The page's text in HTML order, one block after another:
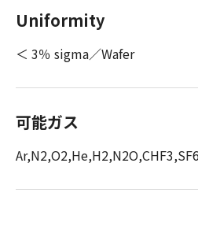
Uniformity
＜ 3％ sigma／Wafer
可能ガス